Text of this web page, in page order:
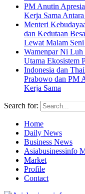
PM Anutin
Kerja Sama
Menteri
dan Kedutaan
Lewat Malam
Wamenpar Ni Luh
Utama Ekosistem
Indonesia dan
Prabowo dan PM
Kerja Sama
Search for:
Home
Daily News
Business News
Asiabusinessinfo
Market
Profile
Contact